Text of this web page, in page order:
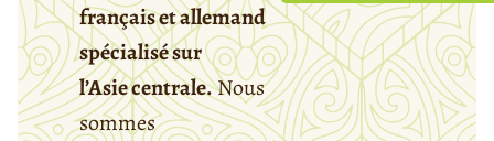
français et allemand
spécialisé sur
l’Asie centrale.Nous
sommes